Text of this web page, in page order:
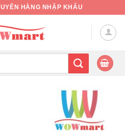
HÀNG NHẬP KHẨU